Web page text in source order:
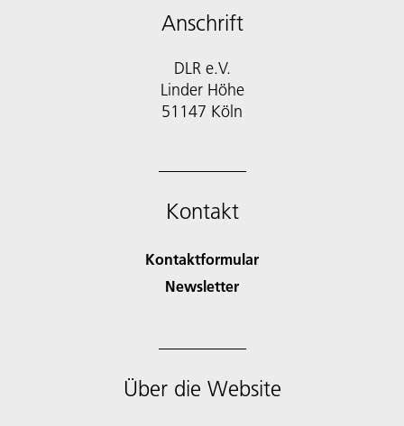
Anschrift
DLR e.V.
Linder Höhe
51147 Köln
Kontakt
Kontaktformular
Newsletter
Über die Website